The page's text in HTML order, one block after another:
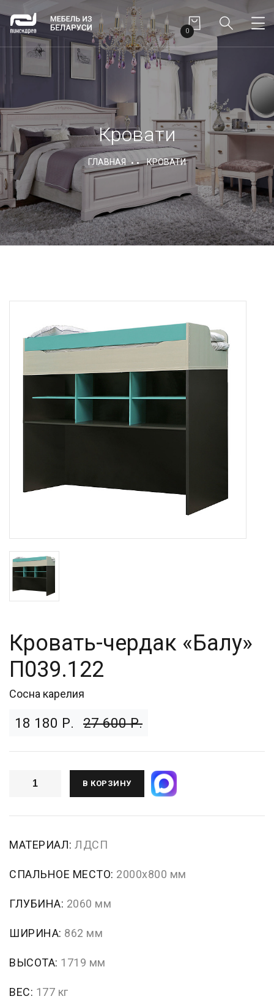
0
Кровати
ГЛАВНАЯ КРОВАТИ
Кровать-чердак «Балу»
П039.122
Сосна карелия
18 180 Р. 27 600 Р.
В КОРЗИНУ
МАТЕРИАЛ: ЛДСП
СПАЛЬНОЕ МЕСТО: 2000x800 мм
ГЛУБИНА: 2060 мм
ШИРИНА: 862 мм
ВЫСОТА: 1719 мм
ВЕС: 177 кг